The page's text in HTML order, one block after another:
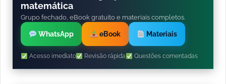
matemática
Grupo fechado, eBook gratuito e materiais completos.
WhatsApp eBook Materiais
Acesso imediato Revisão rápida Questões comentadas